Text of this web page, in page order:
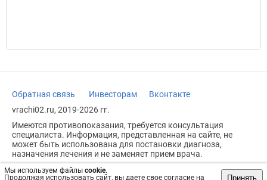
Мы используем файлы cookie.
Продолжая использовать сайт, вы даете свое согласие на
Принять
Обратная связь Инвесторам
Вконтакте
vrachi02.ru, 2019-2026 гг.
Имеются противопоказания, требуется консультация
специалиста. Информация, представленная на сайте, не
может быть использована для постановки диагноза,
назначения лечения и не заменяет прием врача.
Возрастное ограничение: 18+